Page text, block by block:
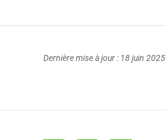
Dernière mise à jour : 18 juin 2025